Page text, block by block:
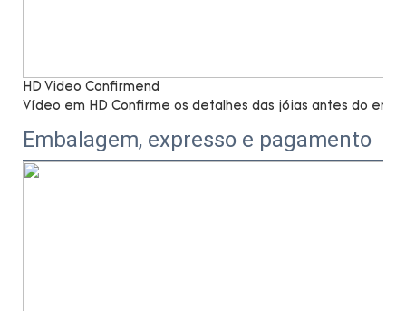
HD Video Confirmend
Vídeo em HD Confirme os detalhes das jóias antes do
Embalagem, expresso e pagamento